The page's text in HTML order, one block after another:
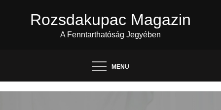
Rozsdakupac Magazin
A Fenntarthatóság Jegyében
MENU